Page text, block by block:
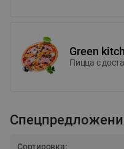
Green
Пицца c
Сортировка: